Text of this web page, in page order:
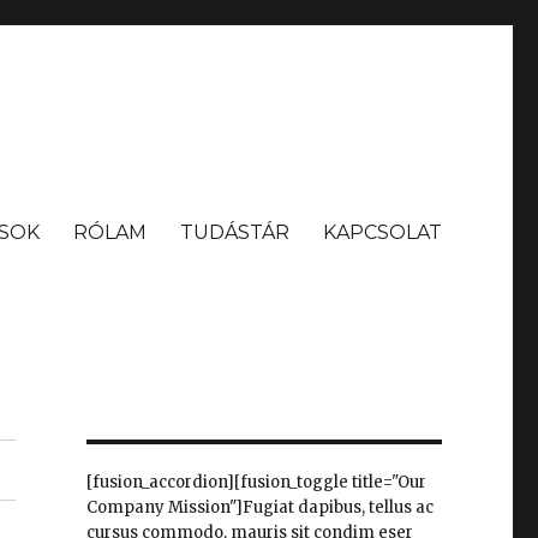
RÓLAM TUDÁSTÁR KAPCSOLAT
[fusion_accordion][fusion_toggle title="Our
Company Mission"]Fugiat dapibus, tellus ac
cursus commodo, mauris sit condim eser